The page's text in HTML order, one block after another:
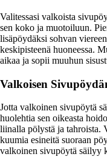
Valitessasi valkoista
sen koko ja muotoiluun.
lisäpöydäksi sohvan
keskipisteenä huoneessa.
aikaa ja sopii muuhun
Valkoisen
Jotta valkoinen sivupöytä
huolehtia sen oikeasta
liinalla pölystä ja tahroista.
kuumia esineitä suoraan
valkoinen sivupöytä säilyy